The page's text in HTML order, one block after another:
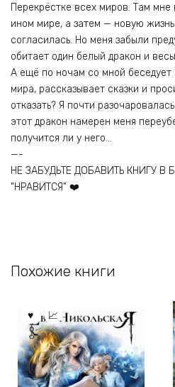
Перекрёстке всех миров. Там
ином мире, а затем — новую
согласилась. Но меня забыли
обитает один белый дракон и
А ещё по ночам со мной
мира, рассказывает сказки и
отказать? Я почти
этот дракон намерен меня
получится ли у него…
—-
НЕ ЗАБУДЬТЕ ДОБАВИТЬ КНИГУ В
"НРАВИТСЯ" ❤️
Похожие книги